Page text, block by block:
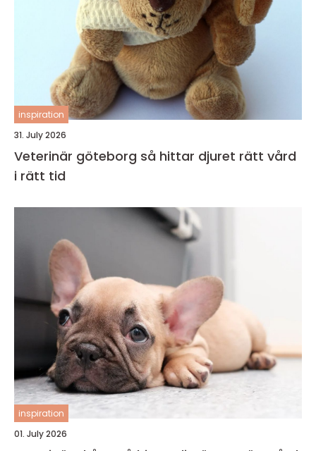
inspiration
31. July 2026
Veterinär göteborg så hittar djuret rätt vård
i rätt tid
inspiration
01. July 2026